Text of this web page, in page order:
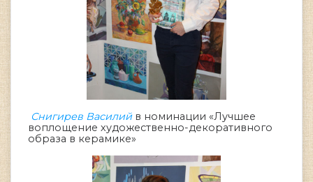
Снигирев Василийв номинации «Лучшее
воплощение художественно-декоративного
образа в керамике»